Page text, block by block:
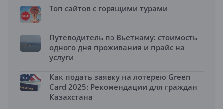
Топ сайтов с горящими турами
Путеводитель по Вьетнаму: стоимость
одного дня проживания и прайс на
услуги
Как подать заявку на лотерею Green
Card 2025: Рекомендации для граждан
Казахстана